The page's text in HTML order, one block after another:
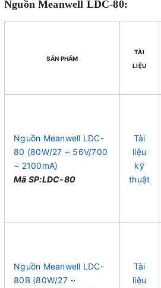
Nguồn Meanwell LDC-80:
SẢN PHẨM
TÀI
LIỆU
Nguồn Meanwell LDC-
80 (80W/27 ~ 56V/700
~ 2100mA)
Mã SP:LDC-80
Tài
liệu
kỹ
thuật
Nguồn Meanwell LDC-
80B (80W/27 ~
Tài
liệu